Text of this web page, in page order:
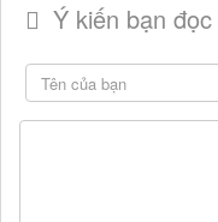
Ý kiến bạn đọc